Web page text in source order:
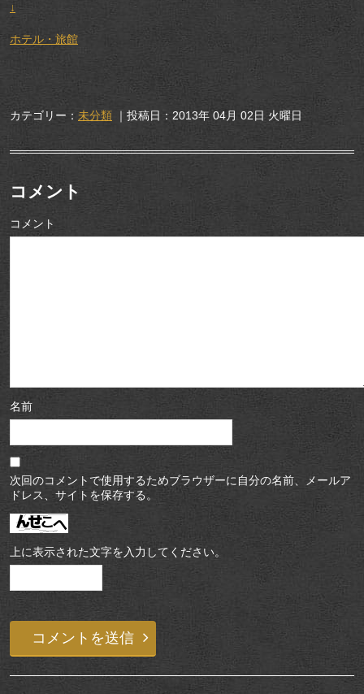
↓
ホテル・旅館
カテゴリー： 未分類 ｜投稿日：2013年 04月 02日 火曜日
コメント
コメント
名前
次回のコメントで使用するためブラウザーに自分の名前、メールア
ドレス、サイトを保存する。
上に表示された文字を入力してください。